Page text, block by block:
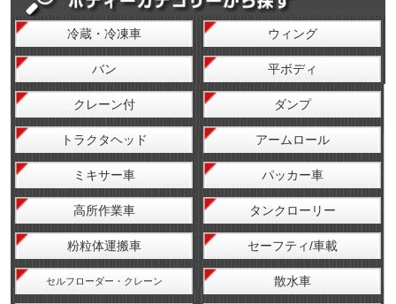
冷蔵・冷凍車 ウィング
バン 平ボディ
クレーン付 ダンプ
トラクタヘッド アームロール
ミキサー車 パッカー車
高所作業車 タンクローリー
粉粒体運搬車 セーフティ/車載
セルフローダー・クレーン 散水車